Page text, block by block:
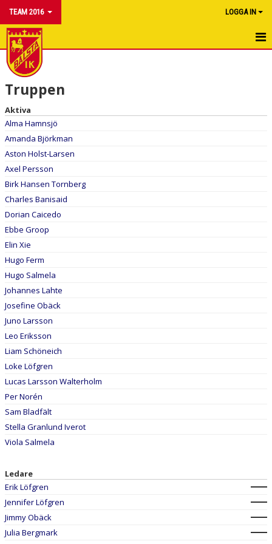
TEAM 2016 LOGGA IN
HEM
NYHETER
KALENDER
TRUPPEN
BILDGALLERI
Truppen
Aktiva
Alma Hamnsjö
Amanda Björkman
Aston Holst-Larsen
Axel Persson
Birk Hansen Tornberg
Charles Banisaid
Dorian Caicedo
Ebbe Groop
Elin Xie
Hugo Ferm
Hugo Salmela
Johannes Lahte
Josefine Obäck
Juno Larsson
Leo Eriksson
Liam Schöneich
Loke Löfgren
Lucas Larsson Walterholm
Per Norén
Sam Bladfält
Stella Granlund Iverot
Viola Salmela
Ledare
Erik Löfgren
Jennifer Löfgren
Jimmy Obäck
Julia Bergmark